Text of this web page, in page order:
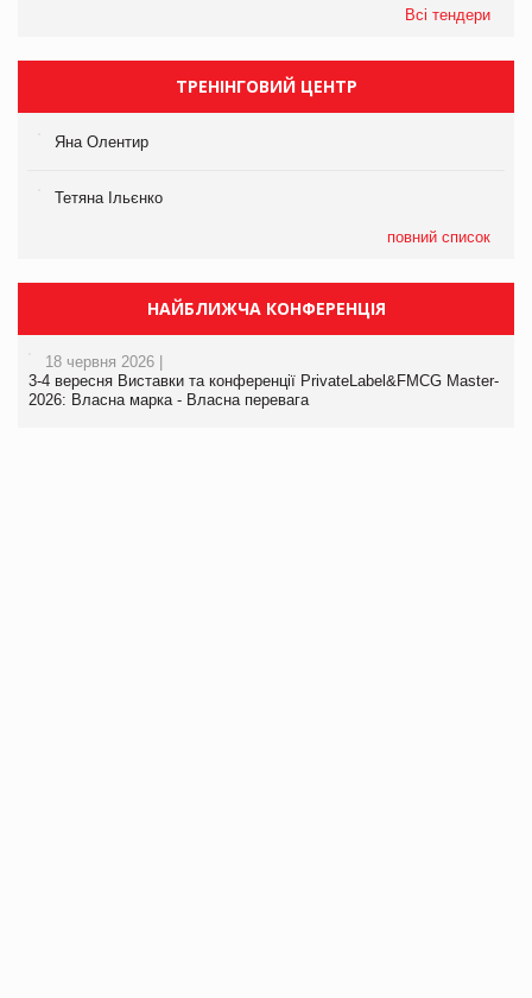
Всі тендери
ТРЕНІНГОВИЙ ЦЕНТР
Яна Олентир
Тетяна Ільєнко
повний список
НАЙБЛИЖЧА КОНФЕРЕНЦІЯ
18 червня 2026 |
3-4 вересня Виставки та конференції PrivateLabel&FMCG Master-
2026: Власна марка - Власна перевага